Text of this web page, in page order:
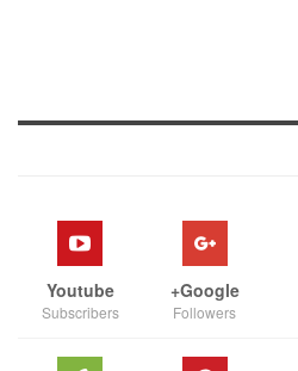
Google+
Followers
Youtube
Subscribers